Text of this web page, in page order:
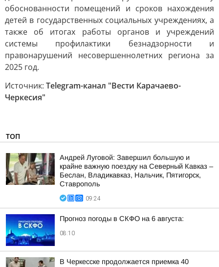
обоснованности помещений и сроков нахождения
детей в государственных социальных учреждениях, а
также об итогах работы органов и учреждений
системы профилактики безнадзорности и
правонарушений несовершеннолетних региона за
2025 год.
Источник: Telegram-канал "Вести Карачаево-
Черкесия"
ТОП
Андрей Луговой: Завершил большую и
крайне важную поездку на Северный Кавказ –
Беслан, Владикавказ, Нальчик, Пятигорск,
Ставрополь
09:24
Прогноз погоды в СКФО на 6 августа:
08:10
В Черкесске продолжается приемка 40